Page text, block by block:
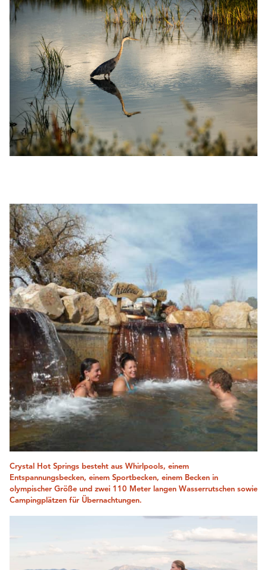
Crystal Hot Springs besteht aus Whirlpools, einem
Entspannungsbecken, einem Sportbecken, einem Becken in
olympischer Größe und zwei 110 Meter langen Wasserrutschen sowie
Campingplätzen für Übernachtungen.